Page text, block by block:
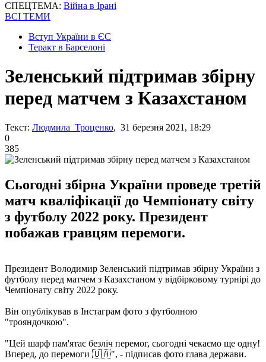
СПЕЦТЕМА: Війна в Ірані
ВСІ ТЕМИ
Вступ України в ЄС
Теракт в Барселоні
Зеленський підтримав збірну
перед матчем з Казахстаном
Текст: Людмила Троценко, 31 березня 2021, 18:29
0
385
Сьогодні збірна України проведе третій
матч кваліфікації до Чемпіонату світу
з футболу 2022 року. Президент
побажав гравцям перемоги.
Президент Володимир Зеленський підтримав збірну України з
футболу перед матчем з Казахстаном у відбірковому турнірі до
Чемпіонату світу 2022 року.
Він опублікував в Інстаграм фото з футболною
"трояндочкою".
"Цей шарф пам'ятає безліч перемог, сьогодні чекаємо ще одну!
Вперед, до перемоги 🇺🇦", - підписав фото глава держави.